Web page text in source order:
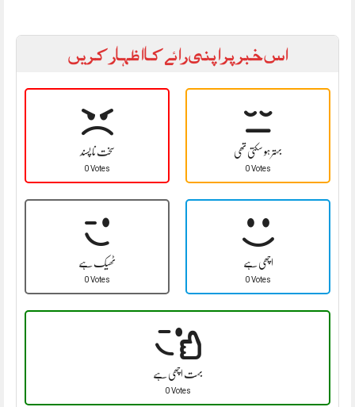
اس خبر پر اپنی رائے کا اظہار کریں
سخت نا پسند
0 Votes
بہتر ہو سکتی تھی
0 Votes
ٹھیک ہے
0 Votes
اچھی ہے
0 Votes
بہت اچھی ہے
0 Votes